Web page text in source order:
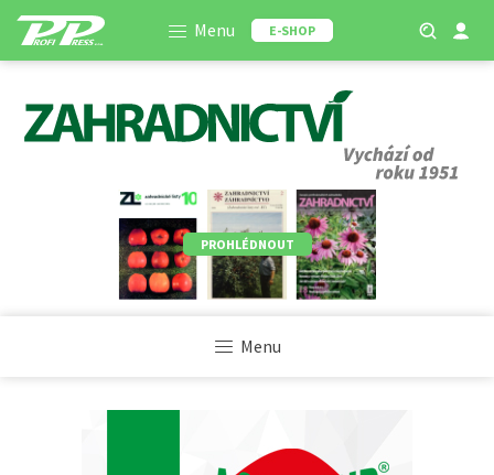
Menu E-SHOP
PROHLÉDNOUT
Menu